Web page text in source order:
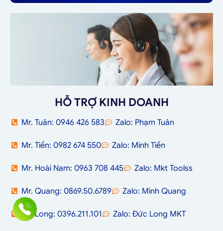
HỖ TRỢ KINH DOANH
Mr. Tuân: 0946 426 583 Zalo: Phạm Tuân
Mr. Tiến: 0982 674 550 Zalo: Minh Tiến
Mr. Hoài Nam: 0963 708 445 Zalo: Mkt Toolss
Mr. Quang: 0869.50.6789 Zalo: Minh Quang
Mr. Long: 0396.211.101 Zalo: Đức Long MKT